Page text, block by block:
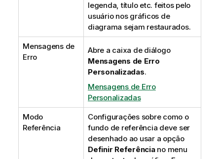
legenda, título etc. feitos pelo
usuário nos gráficos de
diagrama sejam restaurados.
Mensagens de
Erro
Abre a caixa de diálogo
Mensagens de Erro
Personalizadas.
Mensagens de Erro
Personalizadas
Modo
Referência
Configurações sobre como o
fundo de referência deve ser
desenhado ao usar a opção
Definir Referênciano menu